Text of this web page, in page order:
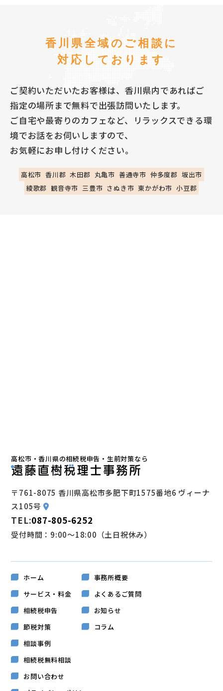
香川県全域のご相談に
対応しております
ご契約いただいたお客様は、香川県内であればご
指定の場所まで無料で出張訪問いたします。
ご自宅や最寄りのカフェなど、リラックスできる環
境でお話をお伺いしますので、
お気軽にお申し付けください。
高松市 香川郡 木田郡 丸亀市 善通寺市 仲多度郡 坂出市
綾歌郡 観音寺市 三豊市 さぬき市 東かがわ市 小豆郡
高松市・香川県の相続税申告・生前対策なら
〒761-8075 香川県高松市多肥下町1575番地6 ヴィーナ
ス105号
TEL:087-805-6252
受付時間：9:00～18:00（土日祝休み）
ホーム
サービス・料金
相続税申告
節税対策
相談事例
事務所概要
よくあるご質問
お知らせ
コラム
相続税無料相談
お問い合わせ